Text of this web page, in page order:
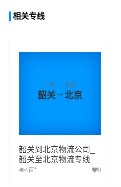
相关专线
广东
韶关→
北京
北京
韶关到北京物流公司_
韶关至北京物流专线
4百 + 0